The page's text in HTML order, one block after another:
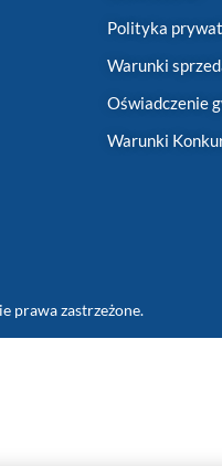
Polityka
Warunki
Oświadczenie
Warunki
prawa zastrzeżone.